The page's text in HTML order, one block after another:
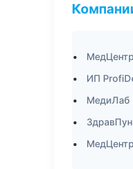
ИП
МедиЛаб